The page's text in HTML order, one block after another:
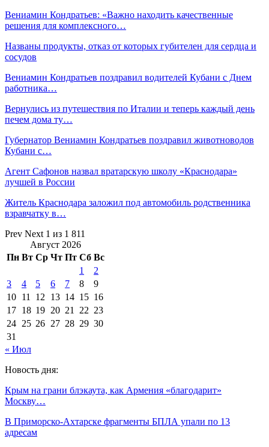
Вениамин Кондратьев: «Важно находить качественные
решения для комплексного…
Названы продукты, отказ от которых губителен для сердца и
сосудов
Вениамин Кондратьев поздравил водителей Кубани с Днем
работника…
Вернулись из путешествия по Италии и теперь каждый день
печем дома ту…
Губернатор Вениамин Кондратьев поздравил животноводов
Кубани с…
Агент Сафонов назвал вратарскую школу «Краснодара»
лучшей в России
Житель Краснодара заложил под автомобиль родственника
взравчатку в…
Prev Next 1 из 1 811
Август 2026
Пн Вт Ср Чт Пт Сб Вс
1
2
3
4 5 6 7 8
9
10 11 12 13 14 15 16
17 18 19 20 21 22 23
24 25 26 27 28 29 30
31
« Июл
Новость дня:
Крым на грани блэкаута, как Армения «благодарит»
Москву…
В Приморско-Ахтарске фрагменты БПЛА упали по 13
адресам